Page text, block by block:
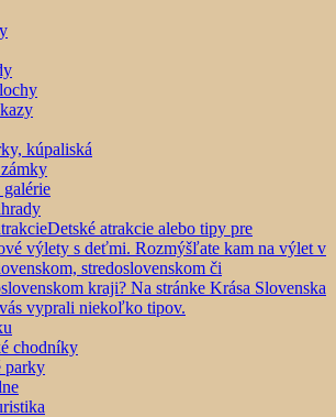
kúpaliská
galérie
Detské atrakcie alebo tipy pre
výlety s deťmi. Rozmýšľate kam na výlet v
stredoslovenskom či
kraji? Na stránke Krása Slovenska
vyprali niekoľko tipov.
chodníky
parky